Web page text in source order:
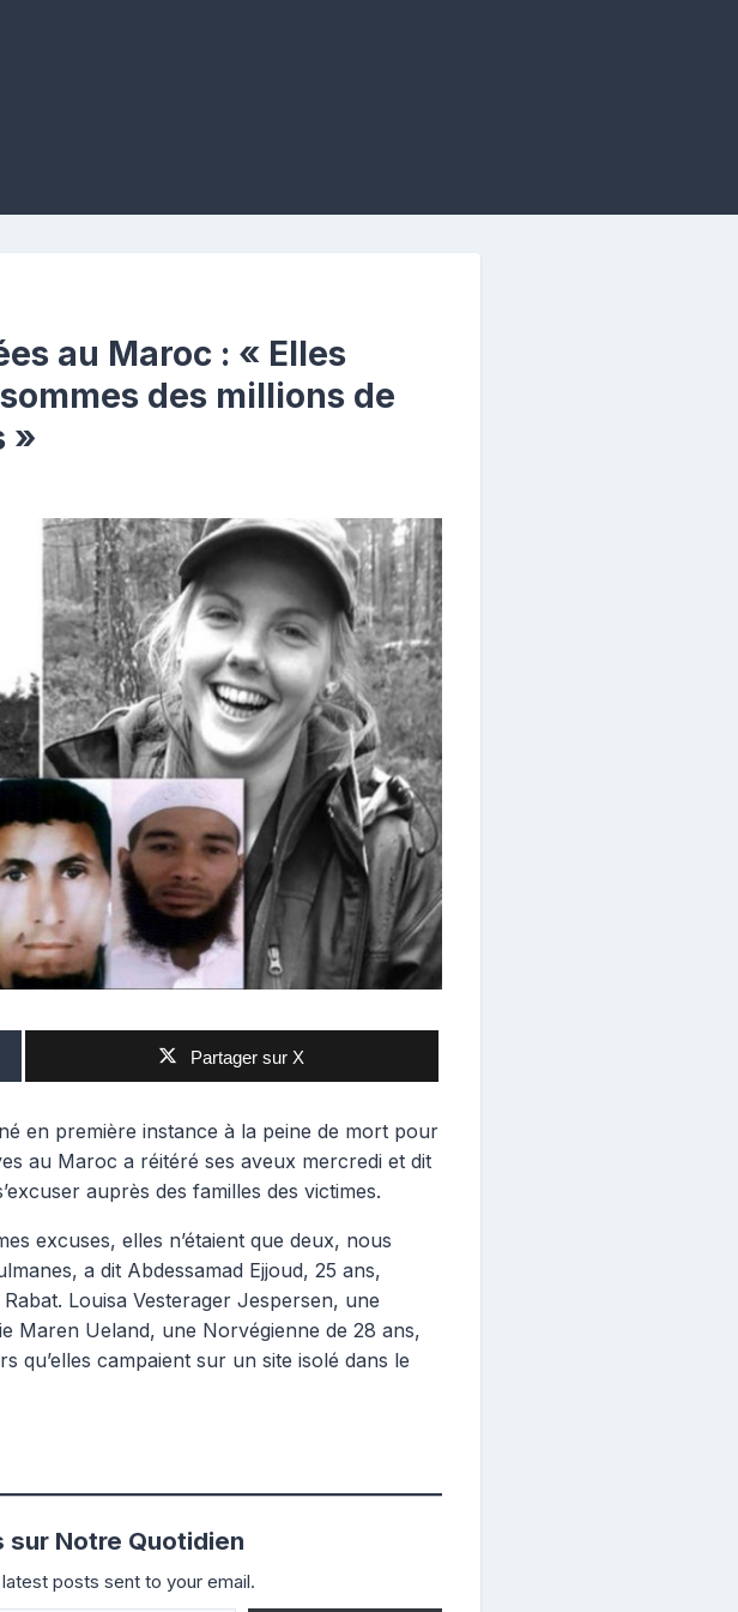
au Maroc : « Elles
des millions de
»
Partager sur X
en première instance à la peine de mort pour
au Maroc a réitéré ses aveux mercredi et dit
auprès des familles des victimes.
excuses, elles n’étaient que deux, nous
a dit Abdessamad Ejjoud, 25 ans,
Louisa Vesterager Jespersen, une
Maren Ueland, une Norvégienne de 28 ans,
qu’elles campaient sur un site isolé dans le
sur Notre Quotidien
posts sent to your email.